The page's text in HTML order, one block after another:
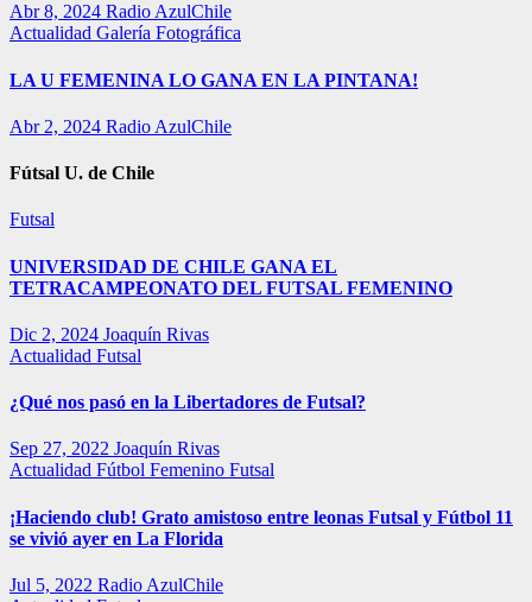
Abr 8, 2024 Radio AzulChile
Actualidad Galería Fotográfica
LA U FEMENINA LO GANA EN LA PINTANA!
Abr 2, 2024 Radio AzulChile
Fútsal U. de Chile
Futsal
UNIVERSIDAD DE CHILE GANA EL
TETRACAMPEONATO DEL FUTSAL FEMENINO
Dic 2, 2024 Joaquín Rivas
Actualidad Futsal
¿Qué nos pasó en la Libertadores de Futsal?
Sep 27, 2022 Joaquín Rivas
Actualidad Fútbol Femenino Futsal
¡Haciendo club! Grato amistoso entre leonas Futsal y Fútbol 11
se vivió ayer en La Florida
Jul 5, 2022 Radio AzulChile